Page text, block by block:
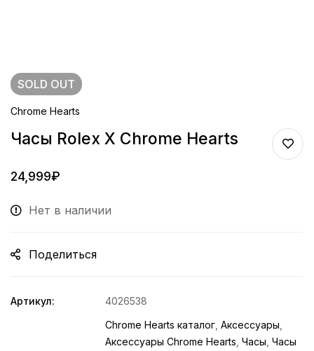
SOLD OUT
Chrome Hearts
Часы Rolex X Chrome Hearts
24,999₽
Нет в наличии
Поделиться
Артикул:
4026538
Chrome Hearts каталог Аксессуары
Аксессуары Chrome Hearts Часы Часы